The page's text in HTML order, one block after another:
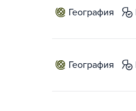
география
география